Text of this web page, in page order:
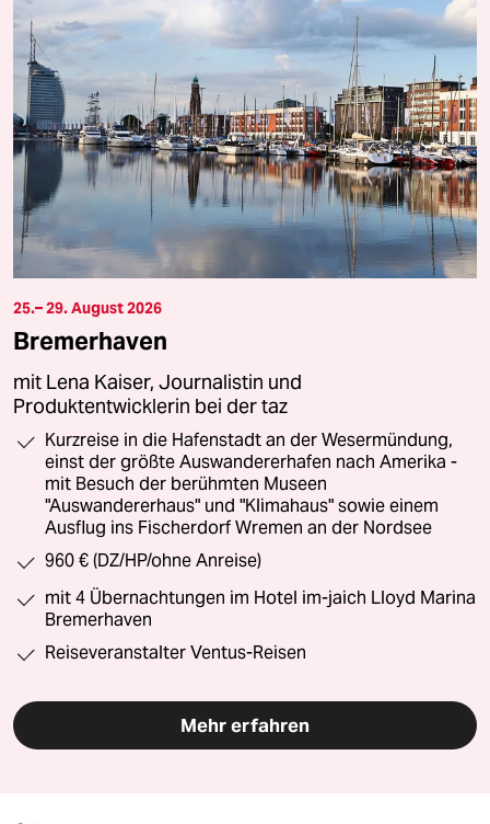
25.– 29. August 2026
Bremerhaven
mit Lena Kaiser, Journalistin und
Produktentwicklerin bei der taz
Kurzreise in die Hafenstadt an der Wesermündung,
einst der größte Auswandererhafen nach Amerika -
mit Besuch der berühmten Museen
"Auswandererhaus" und "Klimahaus" sowie einem
Ausflug ins Fischerdorf Wremen an der Nordsee
960 € (DZ/HP/ohne Anreise)
mit 4 Übernachtungen im Hotel im-jaich Lloyd Marina
Bremerhaven
Reiseveranstalter Ventus-Reisen
Mehr erfahren